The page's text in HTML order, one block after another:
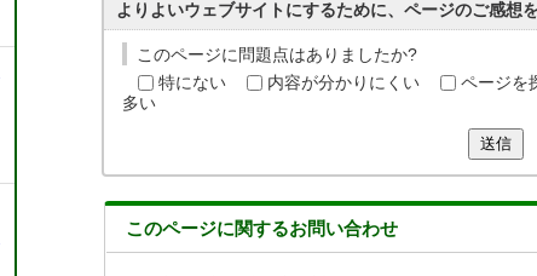
よりよいウェブサイトにするために、ページのご感想
このページに問題点はありましたか?
特にない
内容が分かりにくい ページを
多い
送信
このページに関するお問い合わせ